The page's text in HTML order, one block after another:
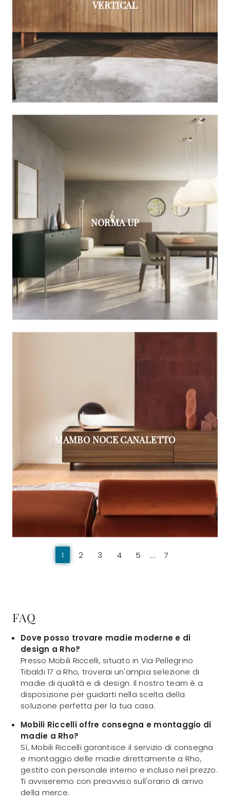
VERTICAL
NORMA UP
MAMBO NOCE CANALETTO
1 2 3 4 5 .... 7
FAQ
Dove posso trovare madie moderne e di
design a Rho?
Presso Mobili Riccelli, situato in Via Pellegrino
Tibaldi 17 a Rho, troverai un'ampia selezione di
madie di qualità e di design. Il nostro team è a
disposizione per guidarti nella scelta della
soluzione perfetta per la tua casa.
Mobili Riccelli offre consegna e montaggio di
madie a Rho?
Sì, Mobili Riccelli garantisce il servizio di consegna
e montaggio delle madie direttamente a Rho,
gestito con personale interno e incluso nel prezzo.
Ti avviseremo con preavviso sull'orario di arrivo
della merce.